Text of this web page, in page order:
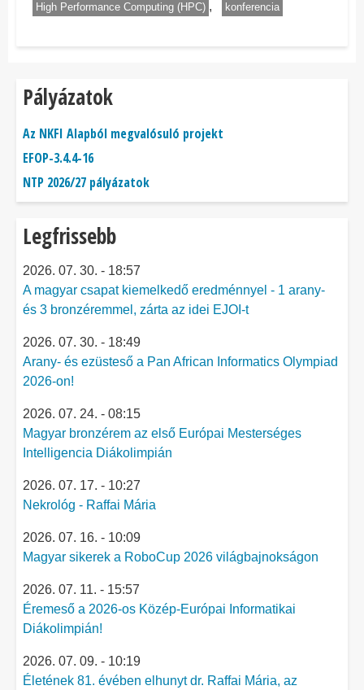
High Performance Computing (HPC) konferencia
Pályázatok
Az NKFI Alapból megvalósuló projekt
EFOP-3.4.4-16
NTP 2026/27 pályázatok
Legfrissebb
2026. 07. 30. - 18:57
A magyar csapat kiemelkedő eredménnyel - 1 arany-
és 3 bronzéremmel, zárta az idei EJOI-t
2026. 07. 30. - 18:49
Arany- és ezüsteső a Pan African Informatics Olympiad
2026-on!
2026. 07. 24. - 08:15
Magyar bronzérem az első Európai Mesterséges
Intelligencia Diákolimpián
2026. 07. 17. - 10:27
Nekrológ - Raffai Mária
2026. 07. 16. - 10:09
Magyar sikerek a RoboCup 2026 világbajnokságon
2026. 07. 11. - 15:57
Éremeső a 2026-os Közép-Európai Informatikai
Diákolimpián!
2026. 07. 09. - 10:19
Életének 81. évében elhunyt dr. Raffai Mária, az